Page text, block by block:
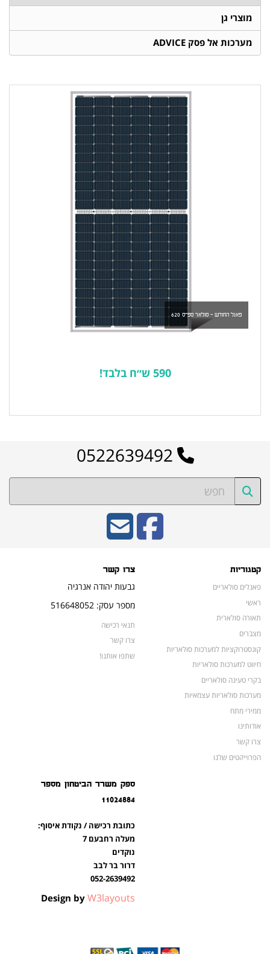
מוצרי גן
מערכות אל פסק ADVICE
פאנל החודש - סולאר ספייס 620
590 ש״ח בלבד!
קטגוריות
פאנלים סולאריים
ראשי
תאורה סולארית
מצברים
קונסטרוקציות למערכות סולאריות
חיווט למערכות סולאריות
בקרי טעינה סולאריים
מערכות סולאריות עצמאיות
ממירי מתח
אודותינו
צרו קשר
הפרוייקטים שלנו
צרו קשר
גבעות יהודה אנרגיה
מספר עסק: 516648052
תנאי רכישה
צרו קשר
שתפו אותנו!
ספק משרד הביטחון מספר
11024884
כתובת רכישה / נקודת איסוף:
מעלה רחבעם 7
נוקדים
דרור בר לבב
052-2639492
Design by W3layouts